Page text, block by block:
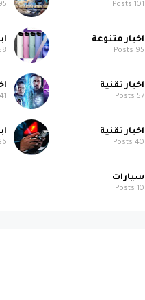
101
اخبار متنوعة
95
اخبار تقنية
57
41
اخبار تقنية
40
سيارات
10